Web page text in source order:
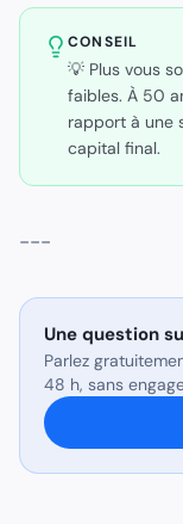
CONSEIL
💡 Plus vous
faibles. À 50
rapport à une
capital final.
---
Une question
Parlez
48 h, sans